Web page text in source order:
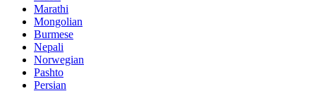
Marathi
Mongolian
Burmese
Nepali
Norwegian
Pashto
Persian